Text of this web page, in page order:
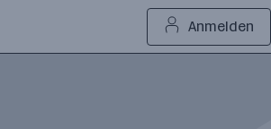
Anmelden